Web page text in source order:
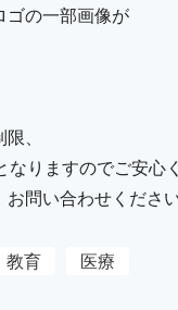
ゴの一部画像が
、
りますのでご安心
問い合わせください
教育 医療